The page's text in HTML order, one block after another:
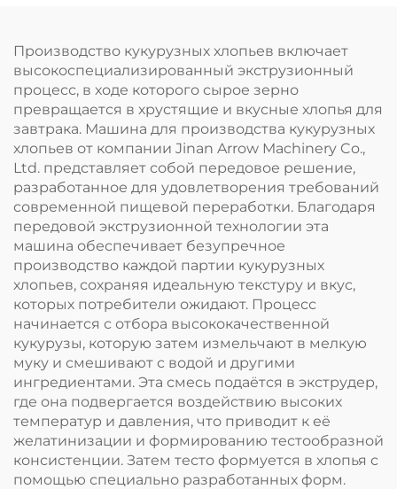
Производство кукурузных хлопьев включает
высокоспециализированный экструзионный
процесс, в ходе которого сырое зерно
превращается в хрустящие и вкусные хлопья для
завтрака. Машина для производства кукурузных
хлопьев от компании Jinan Arrow Machinery Co.,
Ltd. представляет собой передовое решение,
разработанное для удовлетворения требований
современной пищевой переработки. Благодаря
передовой экструзионной технологии эта
машина обеспечивает безупречное
производство каждой партии кукурузных
хлопьев, сохраняя идеальную текстуру и вкус,
которых потребители ожидают. Процесс
начинается с отбора высококачественной
кукурузы, которую затем измельчают в мелкую
муку и смешивают с водой и другими
ингредиентами. Эта смесь подаётся в экструдер,
где она подвергается воздействию высоких
температур и давления, что приводит к её
желатинизации и формированию тестообразной
консистенции. Затем тесто формуется в хлопья с
помощью специально разработанных форм.